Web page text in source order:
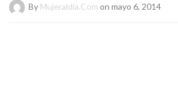
By Mujeraldia.com on mayo 6, 2014